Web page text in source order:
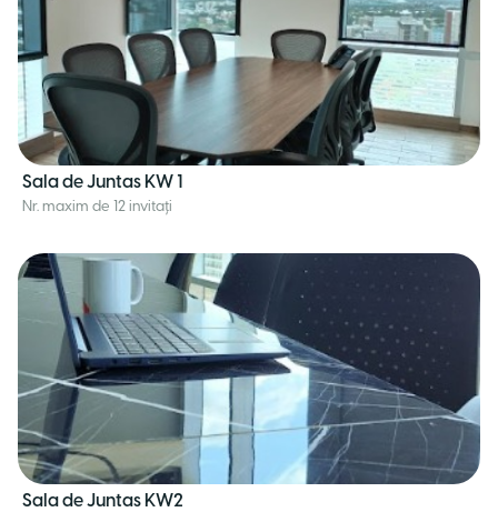
Sala de Juntas KW 1
Nr. maxim de 12 invitați
Sala de Juntas KW2